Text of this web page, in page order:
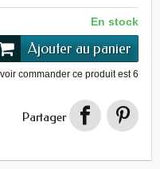
En stock
Ajouter au panier
commander ce produit est6
Partager